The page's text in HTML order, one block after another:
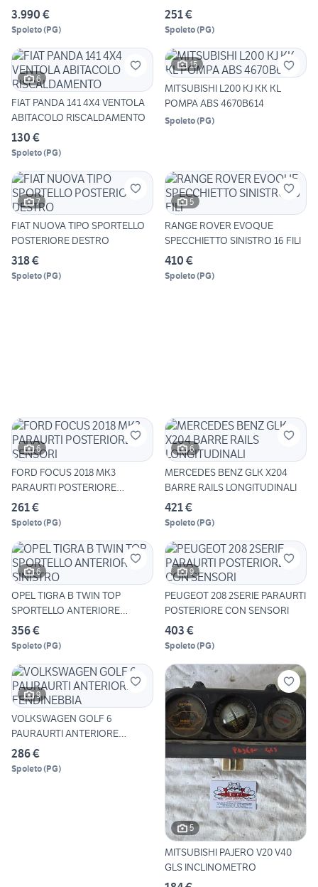
3.990 €
Spoleto(PG)
251 €
Spoleto(PG)
6
FIAT PANDA 141 4X4 VENTOLA
ABITACOLO RISCALDAMENTO
130 €
Spoleto(PG)
15
MITSUBISHI L200 KJ KK KL
POMPA ABS 4670B614
Spoleto(PG)
7
FIAT NUOVA TIPO SPORTELLO
POSTERIORE DESTRO
318 €
Spoleto(PG)
5
RANGE ROVER EVOQUE
SPECCHIETTO SINISTRO 16 FILI
410 €
Spoleto(PG)
6
FORD FOCUS 2018 MK3
PARAURTI POSTERIORE
SENSORI
261 €
Spoleto(PG)
6
MERCEDES BENZ GLK X204
BARRE RAILS LONGITUDINALI
421 €
Spoleto(PG)
6
OPEL TIGRA B TWIN TOP
SPORTELLO ANTERIORE
SINISTRO
356 €
Spoleto(PG)
9
PEUGEOT 208 2SERIE PARAURTI
POSTERIORE CON SENSORI
403 €
Spoleto(PG)
9
VOLKSWAGEN GOLF 6
PAURAURTI ANTERIORE
FENDINEBBIA
286 €
Spoleto(PG)
5
MITSUBISHI PAJERO V20 V40
GLS INCLINOMETRO